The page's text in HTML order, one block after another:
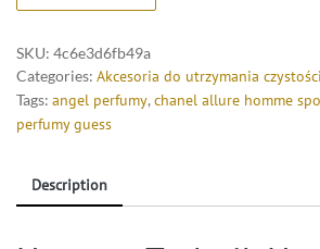
SKU: 4c6e3d6fb49a
Categories: Akcesoria do utrzymania czystości
Tags: angel perfumy, chanel allure homme
perfumy guess
Description